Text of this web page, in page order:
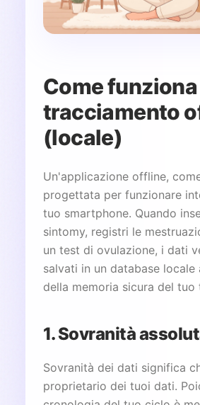
Come
tracciamento
(locale)
Un'applicazione offline,
progettata per funzionare
tuo smartphone. Quando
sintomy, registri le
un test di ovulazione, i dati
salvati in un database locale
della memoria sicura del tuo
1. Sovranità
Sovranità dei dati significa
proprietario dei tuoi dati.